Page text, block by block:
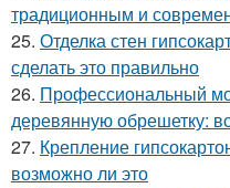
традиционным и
25. Отделка стен
сделать это правильно
26. Профессиональный
деревянную обрешетку:
27. Крепление
возможно ли это